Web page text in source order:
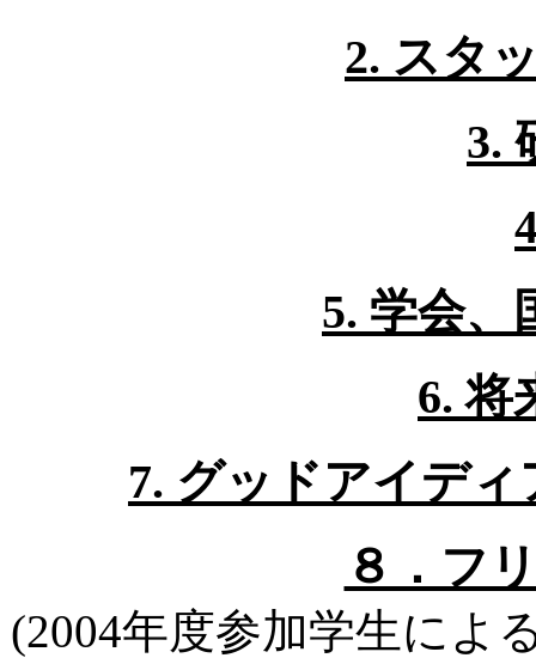
2. スタ
3.
5. 学会、
6. 将
7. グッドアイデ
８．フ
(2004年度参加学生によ